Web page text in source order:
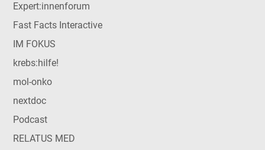
Expert:innenforum
Fast Facts Interactive
IM FOKUS
krebs:hilfe!
mol-onko
nextdoc
Podcast
RELATUS MED